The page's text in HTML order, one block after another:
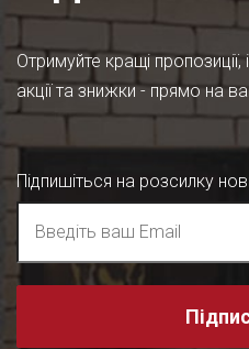
Отримуйте кращі
акції та знижки - прямо на
Підпишіться на розсилку